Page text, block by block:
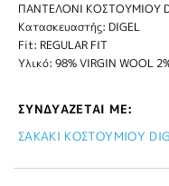
ΠΑΝΤΕΛΟΝΙ ΚΟΣΤΟΥΜΙΟΥ
Κατασκευαστής: DIGEL
Fit: REGULAR FIT
Υλικό: 98% VIRGIN WOOL
ΣΥΝΔΥΑΖΕΤΑΙ ΜΕ:
ΣΑΚΑΚΙ ΚΟΣΤΟΥΜΙΟΥ